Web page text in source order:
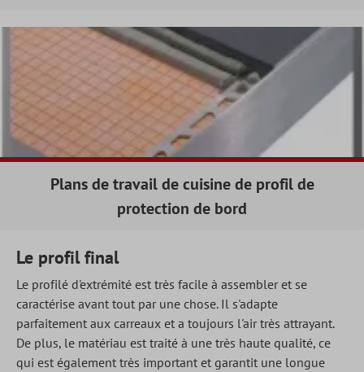
Plans de travail de cuisine de profil de
protection de bord
Le profil final
Le profilé d'extrémité est très facile à assembler et se
caractérise avant tout par une chose. Il s'adapte
parfaitement aux carreaux et a toujours l'air très attrayant.
De plus, le matériau est traité à une très haute qualité, ce
qui est également très important et garantit une longue